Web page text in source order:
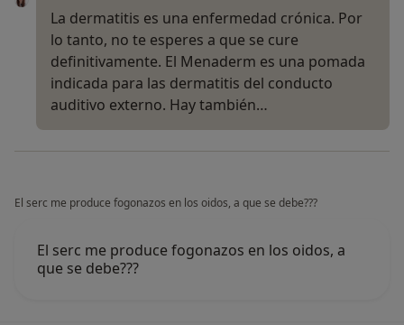
La dermatitis es una enfermedad crónica. Por
lo tanto, no te esperes a que se cure
definitivamente. El Menaderm es una pomada
indicada para las dermatitis del conducto
auditivo externo. Hay también…
El serc me produce fogonazos en los oidos, a que se debe???
El serc me produce fogonazos en los oidos, a
que se debe???